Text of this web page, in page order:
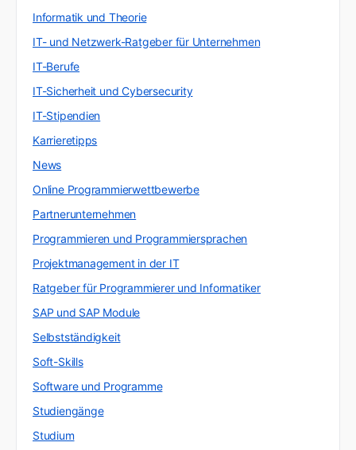
Informatik und Theorie
IT- und Netzwerk-Ratgeber für Unternehmen
IT-Berufe
IT-Sicherheit und Cybersecurity
IT-Stipendien
Karrieretipps
News
Online Programmierwettbewerbe
Partnerunternehmen
Programmieren und Programmiersprachen
Projektmanagement in der IT
Ratgeber für Programmierer und Informatiker
SAP und SAP Module
Selbstständigkeit
Soft-Skills
Software und Programme
Studiengänge
Studium